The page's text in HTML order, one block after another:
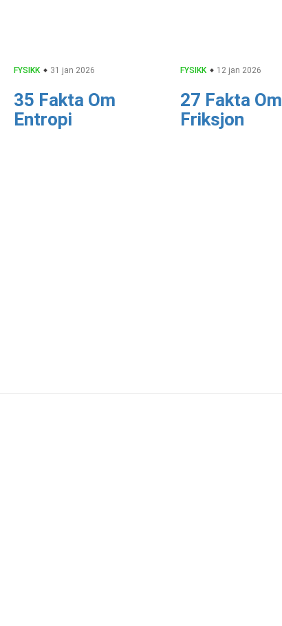
FYSIKK 31 jan 2026
35 Fakta Om
Entropi
FYSIKK 12 jan 2026
27 Fakta Om
Friksjon